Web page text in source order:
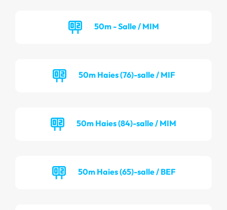
50m - Salle / MIM
50m Haies (76)-salle / MIF
50m Haies (84)-salle / MIM
50m Haies (65)-salle / BEF